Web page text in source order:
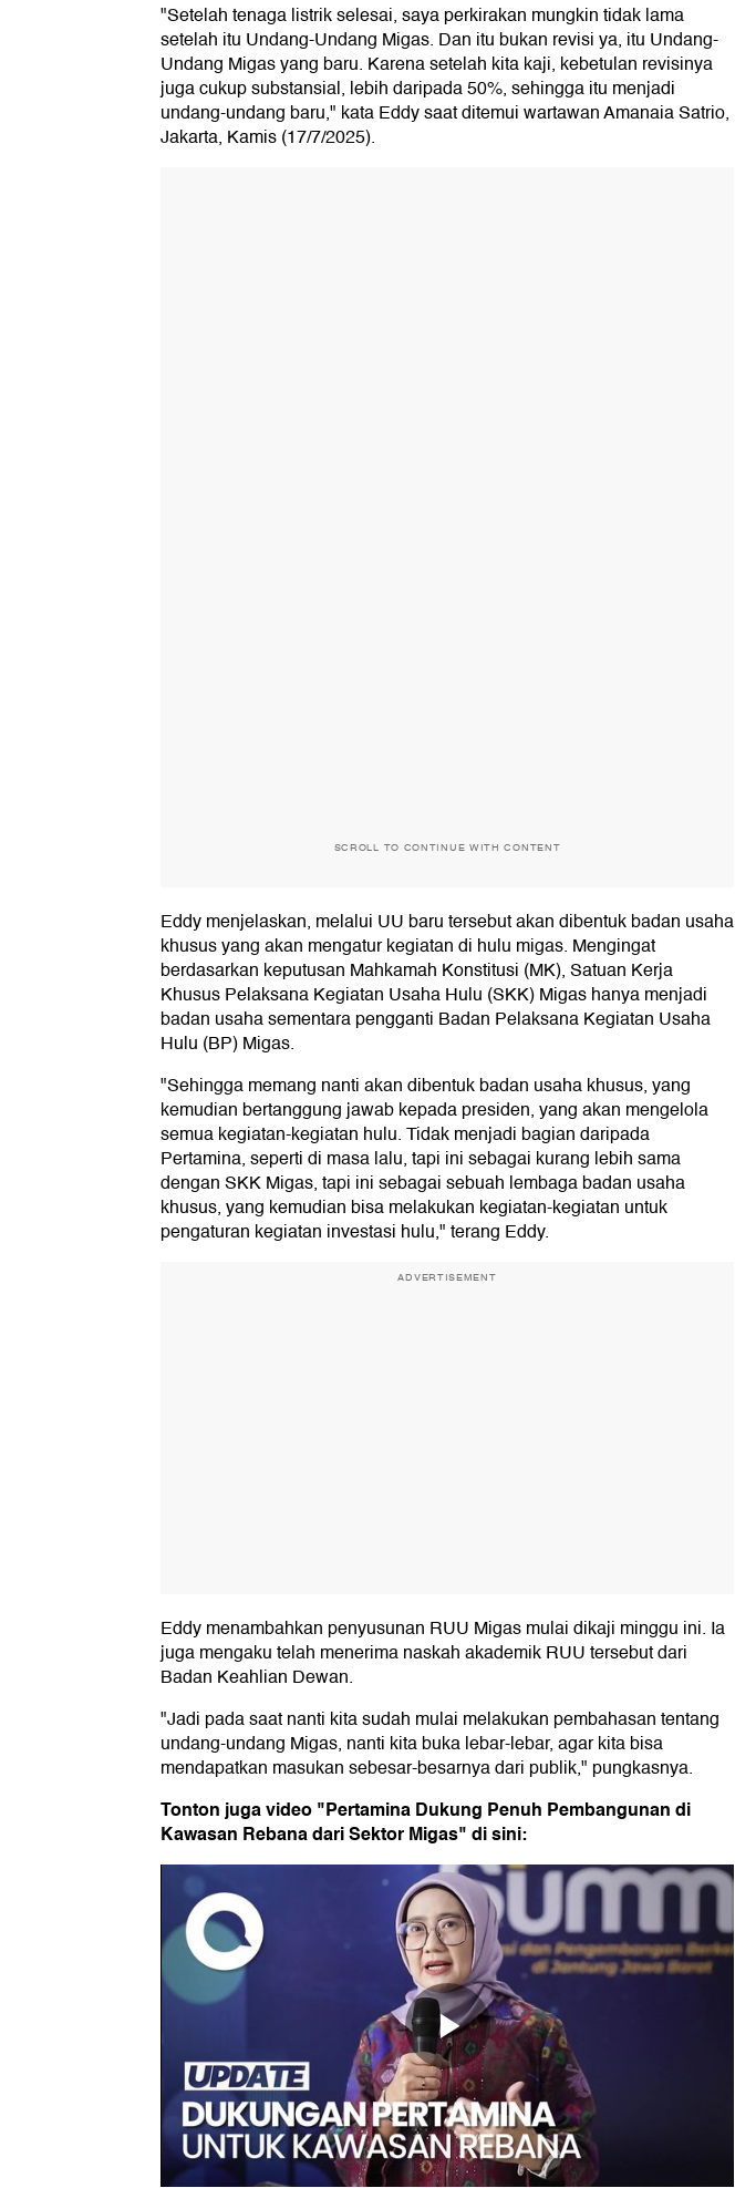
"Setelah tenaga listrik selesai, saya perkirakan mungkin tidak lama
setelah itu Undang-Undang Migas. Dan itu bukan revisi ya, itu Undang-
Undang Migas yang baru. Karena setelah kita kaji, kebetulan revisinya
juga cukup substansial, lebih daripada 50%, sehingga itu menjadi
undang-undang baru," kata Eddy saat ditemui wartawan Amanaia Satrio,
Jakarta, Kamis (17/7/2025).
SCROLL TO CONTINUE WITH CONTENT
Eddy menjelaskan, melalui UU baru tersebut akan dibentuk badan usaha
khusus yang akan mengatur kegiatan di hulu migas. Mengingat
berdasarkan keputusan Mahkamah Konstitusi (MK), Satuan Kerja
Khusus Pelaksana Kegiatan Usaha Hulu (SKK) Migas hanya menjadi
badan usaha sementara pengganti Badan Pelaksana Kegiatan Usaha
Hulu (BP) Migas.
"Sehingga memang nanti akan dibentuk badan usaha khusus, yang
kemudian bertanggung jawab kepada presiden, yang akan mengelola
semua kegiatan-kegiatan hulu. Tidak menjadi bagian daripada
Pertamina, seperti di masa lalu, tapi ini sebagai kurang lebih sama
dengan SKK Migas, tapi ini sebagai sebuah lembaga badan usaha
khusus, yang kemudian bisa melakukan kegiatan-kegiatan untuk
pengaturan kegiatan investasi hulu," terang Eddy.
ADVERTISEMENT
Eddy menambahkan penyusunan RUU Migas mulai dikaji minggu ini. Ia
juga mengaku telah menerima naskah akademik RUU tersebut dari
Badan Keahlian Dewan.
"Jadi pada saat nanti kita sudah mulai melakukan pembahasan tentang
undang-undang Migas, nanti kita buka lebar-lebar, agar kita bisa
mendapatkan masukan sebesar-besarnya dari publik," pungkasnya.
Tonton juga video "Pertamina Dukung Penuh Pembangunan di
Kawasan Rebana dari Sektor Migas" di sini: